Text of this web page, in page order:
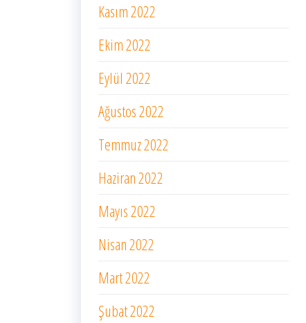
Kasım 2022
Ekim 2022
Eylül 2022
Ağustos 2022
Temmuz 2022
Haziran 2022
Mayıs 2022
Nisan 2022
Mart 2022
Şubat 2022